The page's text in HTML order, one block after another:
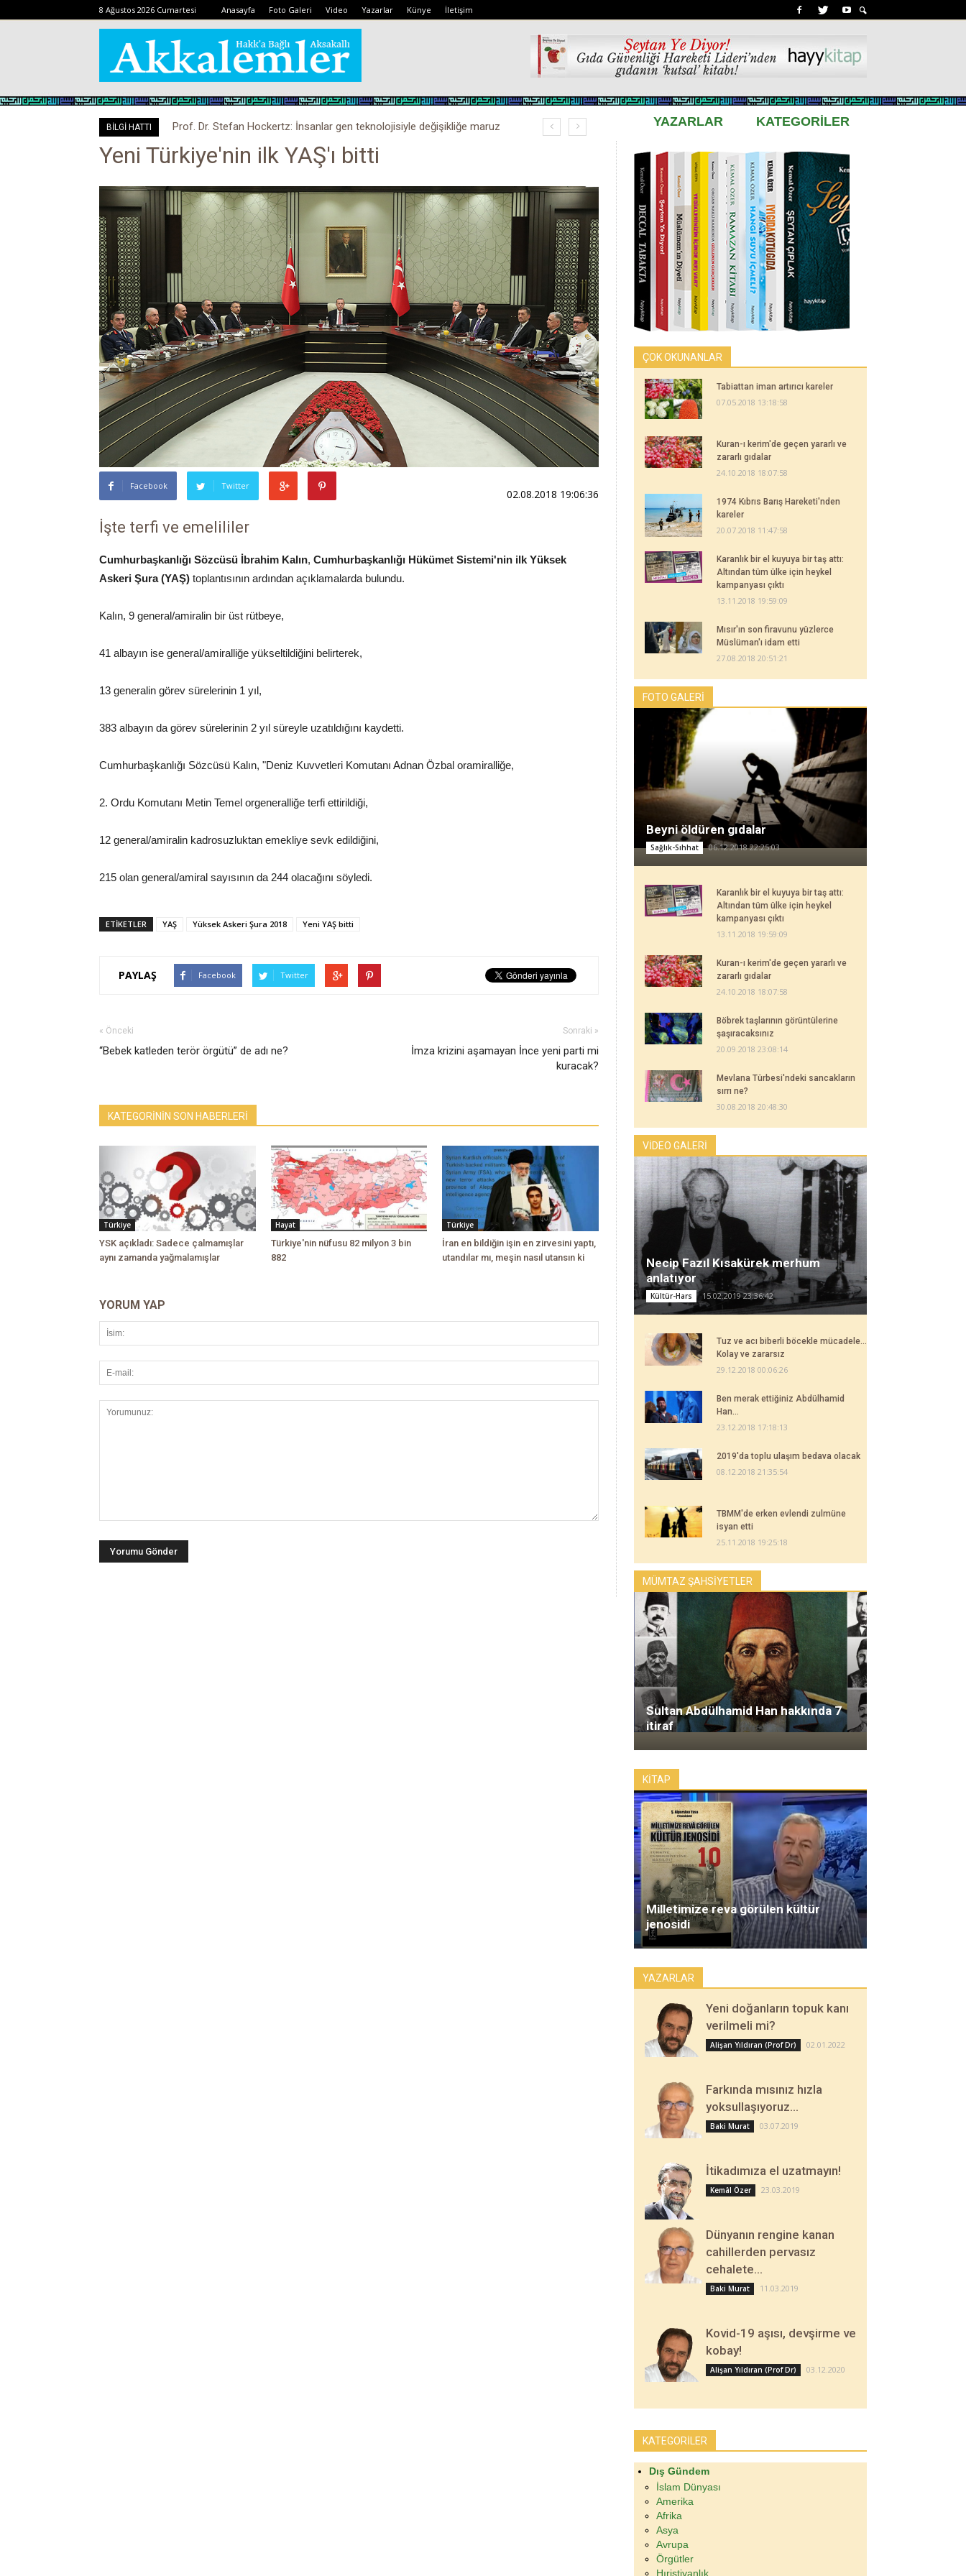
8 Ağustos 2026 Cumartesi Anasayfa Foto Galeri Video Yazarlar Künye İletişim
BİLGİ HATTI
Prof. Dr. Stefan Hockertz: İnsanlar gen teknolojisiyle değişikliğe maruz
kalabilir
YAZARLAR KATEGORİLER
Yeni Türkiye'nin ilk YAŞ'ı bitti
Facebook Twitter
02.08.2018 19:06:36
İşte terfi ve emelililer
Cumhurbaşkanlığı Sözcüsü İbrahim Kalın, Cumhurbaşkanlığı Hükümet Sistemi'nin ilk Yüksek
Askeri Şura (YAŞ) toplantısının ardından açıklamalarda bulundu.
Kalın, 9 general/amiralin bir üst rütbeye,
41 albayın ise general/amiralliğe yükseltildiğini belirterek,
13 generalin görev sürelerinin 1 yıl,
383 albayın da görev sürelerinin 2 yıl süreyle uzatıldığını kaydetti.
Cumhurbaşkanlığı Sözcüsü Kalın, "Deniz Kuvvetleri Komutanı Adnan Özbal oramiralliğe,
2. Ordu Komutanı Metin Temel orgeneralliğe terfi ettirildiği,
12 general/amiralin kadrosuzluktan emekliye sevk edildiğini,
215 olan general/amiral sayısının da 244 olacağını söyledi.
ETİKETLER YAŞ Yüksek Askeri Şura 2018 Yeni YAŞ bitti
PAYLAŞ Facebook Twitter
« Önceki
“Bebek katleden terör örgütü” de adı ne?
Sonraki »
İmza krizini aşamayan İnce yeni parti mi
kuracak?
KATEGORİNİN SON HABERLERİ
Türkiye
YSK açıkladı: Sadece çalmamışlar
aynı zamanda yağmalamışlar
Hayat
Türkiye'nin nüfusu 82 milyon 3 bin
882
Türkiye
İran en bildiğin işin en zirvesini yaptı,
utandılar mı, meşin nasıl utansın ki
YORUM YAP
ÇOK OKUNANLAR
Tabiattan iman artırıcı kareler
07.05.2018 13:18:58
Kuran-ı kerim'de geçen yararlı ve
zararlı gıdalar
24.10.2018 18:07:58
1974 Kıbrıs Barış Hareketi'nden
kareler
20.07.2018 11:47:58
Karanlık bir el kuyuya bir taş attı:
Altından tüm ülke için heykel
kampanyası çıktı
13.11.2018 19:59:09
Mısır'ın son firavunu yüzlerce
Müslüman'ı idam etti
27.08.2018 20:51:21
FOTO GALERİ
Beyni öldüren gıdalar
Sağlık-Sıhhat 06.12.2018 22:25:03
Karanlık bir el kuyuya bir taş attı:
Altından tüm ülke için heykel
kampanyası çıktı
13.11.2018 19:59:09
Kuran-ı kerim'de geçen yararlı ve
zararlı gıdalar
24.10.2018 18:07:58
Böbrek taşlarının görüntülerine
şaşıracaksınız
20.09.2018 23:08:14
Mevlana Türbesi'ndeki sancakların
sırrı ne?
30.08.2018 20:48:30
VİDEO GALERİ
Necip Fazıl Kısakürek merhum
anlatıyor
Kültür-Hars 15.02.2019 23:36:42
Tuz ve acı biberli böcekle mücadele...
Kolay ve zararsız
29.12.2018 00:06:26
Ben merak ettiğiniz Abdülhamid
Han...
23.12.2018 17:18:13
2019'da toplu ulaşım bedava olacak
08.12.2018 21:35:54
TBMM'de erken evlendi zulmüne
isyan etti
25.11.2018 19:25:18
MÜMTAZ ŞAHSİYETLER
Sultan Abdülhamid Han hakkında 7
itiraf
KİTAP
Milletimize reva görülen kültür
jenosidi
YAZARLAR
Yeni doğanların topuk kanı
verilmeli mi?
Alişan Yıldıran (Prof Dr) 02.01.2022
Farkında mısınız hızla
yoksullaşıyoruz…
Baki Murat 03.07.2019
İtikadımıza el uzatmayın!
Kemâl Özer 23.03.2019
Dünyanın rengine kanan
cahillerden pervasız
cehalete…
Baki Murat 11.03.2019
Kovid-19 aşısı, devşirme ve
kobay!
Alişan Yıldıran (Prof Dr) 03.12.2020
KATEGORİLER
Dış Gündem
İslam Dünyası
Amerika
Afrika
Asya
Avrupa
Örgütler
Hıristiyanlık